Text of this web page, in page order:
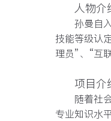
人物介
孙曼自
技能等级认
理员”、“互
项目介
随着社
专业知识水平